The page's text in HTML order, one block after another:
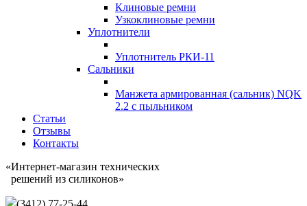
Клиновые ремни
Узкоклиновые ремни
Уплотнители
Уплотнитель РКИ-11
Сальники
Манжета армированная (сальник) NQK
2.2 с пыльником
Статьи
Отзывы
Контакты
«Интернет-магазин технических
решений из силиконов»
(3412) 77-25-44